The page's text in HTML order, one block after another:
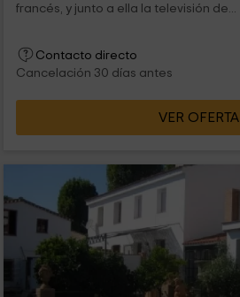
francés, y junto a ella la televisión de...
Contacto directo
Cancelación 30 días antes
VER OFERTA